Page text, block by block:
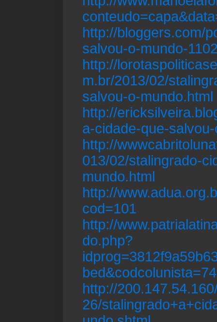
http://bloggers.com/
salvou-o-mundo-
http://
m.br/2013/02/
salvou-o-mundo.html
http://
a-cidade-que-
http://
013/02/stalingrado-
mundo.html
http://
cod=101
http://
do.php?
http://
26/